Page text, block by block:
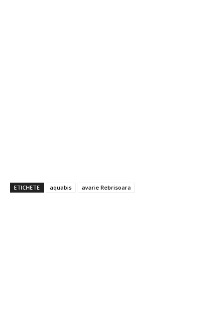
ETICHETE aquabis avarie Rebrisoara